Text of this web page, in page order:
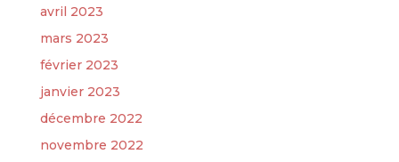
avril 2023
mars 2023
février 2023
janvier 2023
décembre 2022
novembre 2022